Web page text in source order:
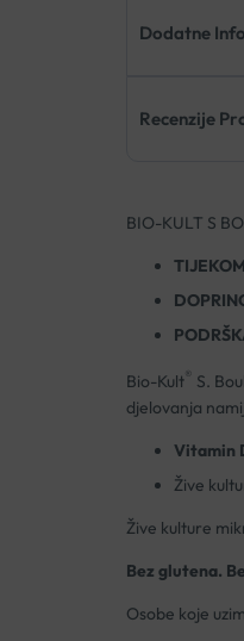
Dodatne
Recenzije
BIO-KULT S
Bio-Kult® S.
djelovanja
Vitamin
Žive
Žive kulture
Bez glutena.
Osobe koje